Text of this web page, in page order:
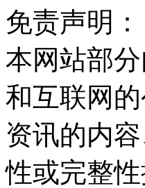
免责声明：
本网站部
和互联网
资讯的内
性或完整